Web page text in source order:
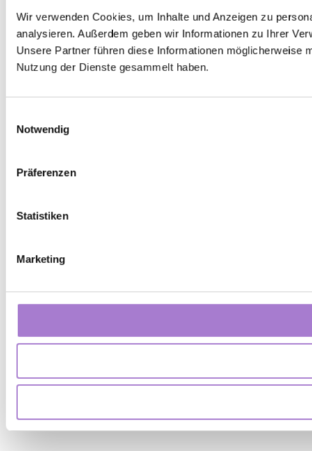
Wir verwenden Cookies, um Inhalte und Anzeigen zu
analysieren. Außerdem geben wir Informationen zu Ihrer
Unsere Partner führen diese Informationen möglicherweise
Nutzung der Dienste gesammelt haben.
Notwendig
Präferenzen
Statistiken
Marketing